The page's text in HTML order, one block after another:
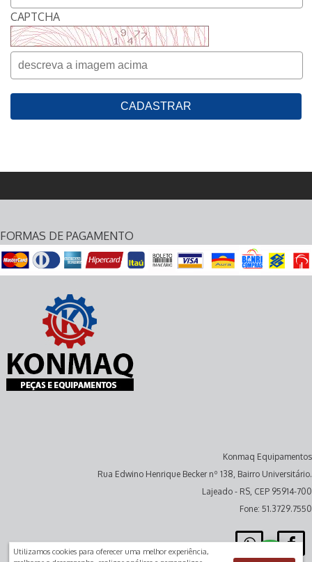
CAPTCHA
FORMAS DE PAGAMENTO
Konmaq Equipamentos
Rua Edwino Henrique Becker nº 138, Bairro Universitário.
Lajeado - RS, CEP 95914-700
Fone: 51.3729.7550
Utilizamos cookies para oferecer uma melhor experiência,